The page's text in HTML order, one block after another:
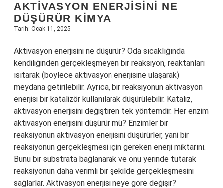
AKTIVASYON ENERJISINI NE
DÜŞÜRÜR KIMYA
Tarih: Ocak 11, 2025
Aktivasyon enerjisini ne düşürür? Oda sıcaklığında
kendiliğinden gerçekleşmeyen bir reaksiyon, reaktanları
ısıtarak (böylece aktivasyon enerjisine ulaşarak)
meydana getirilebilir. Ayrıca, bir reaksiyonun aktivasyon
enerjisi bir katalizör kullanılarak düşürülebilir. Kataliz,
aktivasyon enerjisini değiştiren tek yöntemdir. Her enzim
aktivasyon enerjisini düşürür mü? Enzimler bir
reaksiyonun aktivasyon enerjisini düşürürler, yani bir
reaksiyonun gerçekleşmesi için gereken enerji miktarını.
Bunu bir substrata bağlanarak ve onu yerinde tutarak
reaksiyonun daha verimli bir şekilde gerçekleşmesini
sağlarlar. Aktivasyon enerjisi neye göre değişir?